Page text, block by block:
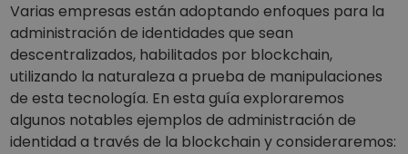
favoritos
Explorar activos
Descubre oportunidades de inversión
Análisis de cartera
Perspectiva inteligente para un rendimiento óptimo
Varias empresas están adoptando enfoques para la
administración de identidades que sean
descentralizados, habilitados por blockchain,
utilizando la naturaleza a prueba de manipulaciones
de esta tecnología. En esta guía exploraremos
algunos notables ejemplos de administración de
identidad a través de la blockchain y consideraremos: